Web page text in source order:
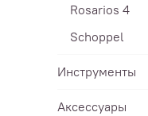
Rosarios 4
Schoppel
Инструменты
Аксессуары